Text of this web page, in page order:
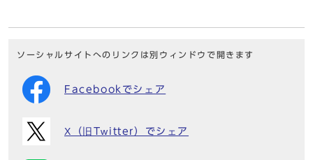
ソーシャルサイトへのリンクは別ウィンドウで開きます
Facebookでシェア
X（旧Twitter）でシェア